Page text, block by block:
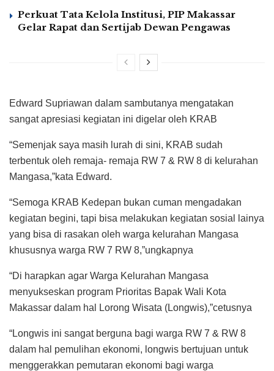
Perkuat Tata Kelola Institusi, PIP Makassar
Gelar Rapat dan Sertijab Dewan Pengawas
Edward Supriawan dalam sambutanya mengatakan
sangat apresiasi kegiatan ini digelar oleh KRAB
“Semenjak saya masih lurah di sini, KRAB sudah
terbentuk oleh remaja- remaja RW 7 & RW 8 di kelurahan
Mangasa,”kata Edward.
“Semoga KRAB Kedepan bukan cuman mengadakan
kegiatan begini, tapi bisa melakukan kegiatan sosial lainya
yang bisa di rasakan oleh warga kelurahan Mangasa
khususnya warga RW 7 RW 8,”ungkapnya
“Di harapkan agar Warga Kelurahan Mangasa
menyukseskan program Prioritas Bapak Wali Kota
Makassar dalam hal Lorong Wisata (Longwis),”cetusnya
“Longwis ini sangat berguna bagi warga RW 7 & RW 8
dalam hal pemulihan ekonomi, longwis bertujuan untuk
menggerakkan pemutaran ekonomi bagi warga